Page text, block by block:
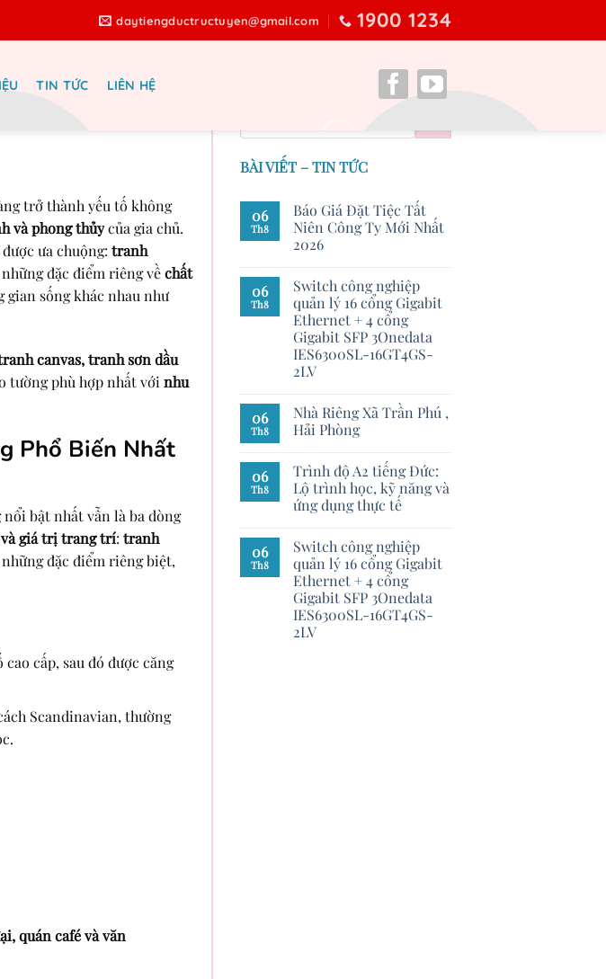
daytiengductructuyen@gmail.com 1900 1234
TIN TỨC LIÊN HỆ
trở thành yếu tố không
và phong thủycủa gia chủ.
ưa chuộng: tranh
đặc điểm riêng vềchất
gian sống khác nhau như
canvas, tranh sơn dầu
tường phù hợp nhất với nhu
Phổ Biến Nhất
bật nhất vẫn là ba dòng
giá trị trang trí: tranh
đặc điểm riêng biệt,
cấp, sau đó được căng
Scandinavian, thường
quán café và văn
BÀI VIẾT – TIN TỨC
06
Th8
Báo Giá Đặt Tiệc Tất
Niên Công Ty Mới Nhất
2026
06
Th8
Switch công nghiệp
quản lý 16 cổng Gigabit
Ethernet + 4 cổng
Gigabit SFP 3Onedata
IES6300SL-16GT4GS-
2LV
06
Th8
Nhà Riêng Xã Trần Phú ,
Hải Phòng
06
Th8
Trình độ A2 tiếng Đức:
Lộ trình học, kỹ năng và
ứng dụng thực tế
06
Th8
Switch công nghiệp
quản lý 16 cổng Gigabit
Ethernet + 4 cổng
Gigabit SFP 3Onedata
IES6300SL-16GT4GS-
2LV